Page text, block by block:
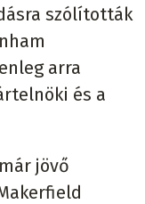
szólították
arra
és a
jövő